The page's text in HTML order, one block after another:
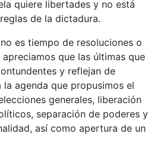
quiere libertades y no está
de la dictadura.
es tiempo de resoluciones o
que las últimas que
y reflejan de
la agenda que propusimos el
generales, liberación
separación de poderes y
así como apertura de un